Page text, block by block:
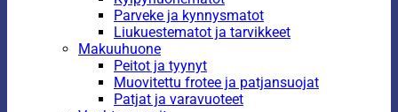
Parveke ja kynnysmatot
Liukuestematot ja tarvikkeet
Makuuhuone
Peitot ja tyynyt
Muovitettu frotee ja patjansuojat
Patjat ja varavuoteet